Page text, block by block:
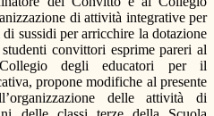
di attività integrative per
sussidi per arricchire la dotazione
convittori esprime pareri al
degli educatori per il
propone modifiche al presente
delle attività di